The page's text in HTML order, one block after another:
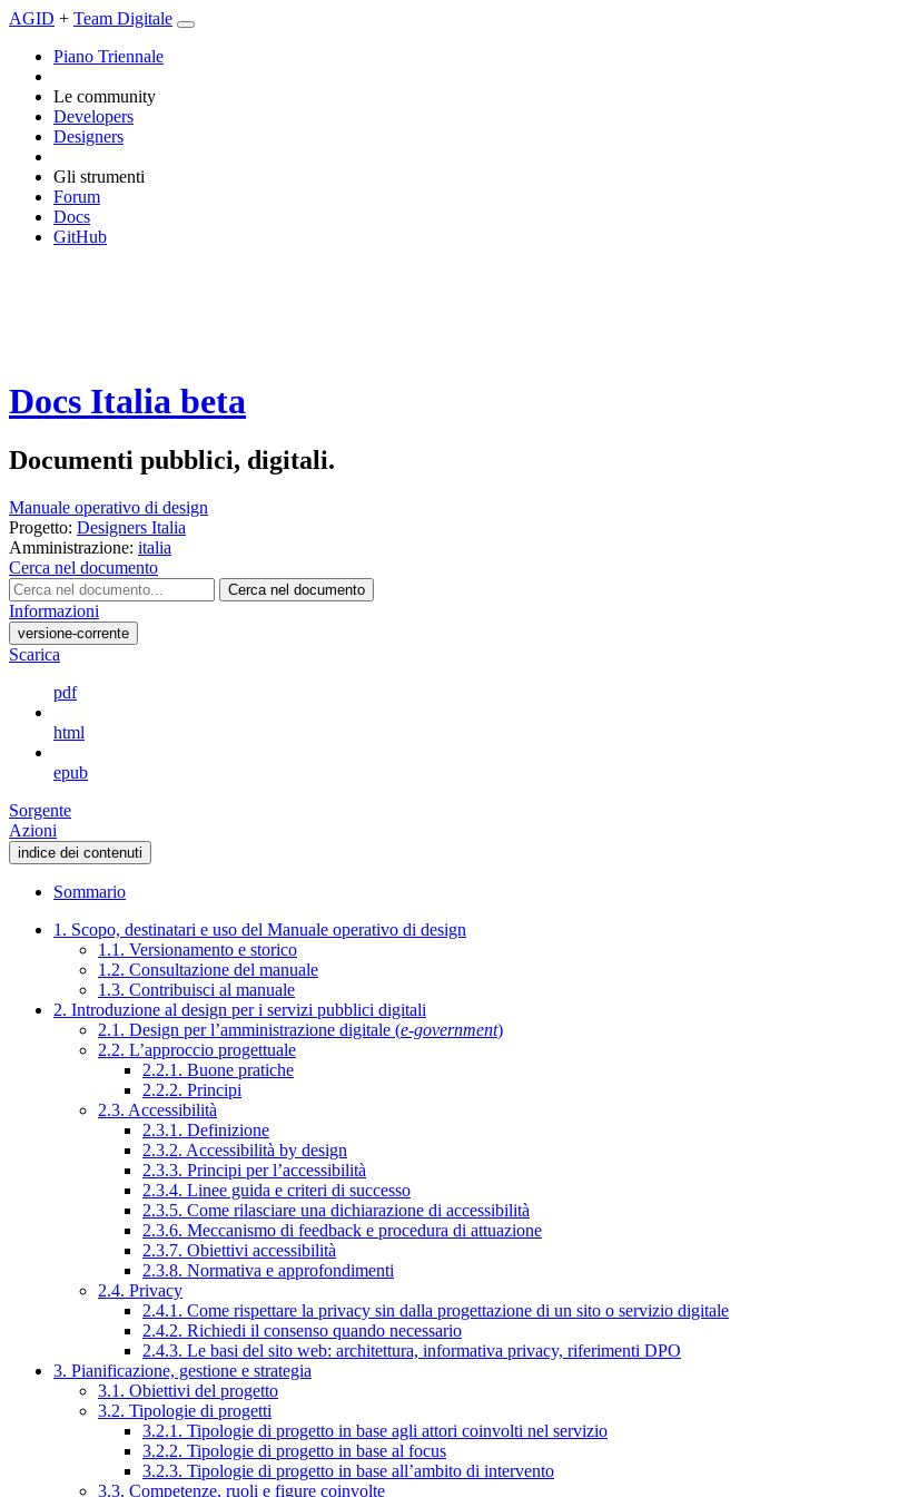
AGID + Team Digitale
Piano Triennale
Le community
Developers
Designers
Gli strumenti
Forum
Docs
GitHub
Docs Italia beta
Documenti pubblici, digitali.
Manuale operativo di design
Progetto: Designers Italia
Amministrazione: italia
Cerca nel documento
Cerca nel documento
Informazioni
versione-corrente
Scarica
pdf
html
epub
Sorgente
Azioni
indice dei contenuti
Sommario
1. Scopo, destinatari e uso del Manuale operativo di design
1.1. Versionamento e storico
1.2. Consultazione del manuale
1.3. Contribuisci al manuale
2. Introduzione al design per i servizi pubblici digitali
2.1. Design per l’amministrazione digitale (e-government)
2.2. L’approccio progettuale
2.2.1. Buone pratiche
2.2.2. Principi
2.3. Accessibilità
2.3.1. Definizione
2.3.2. Accessibilità by design
2.3.3. Principi per l’accessibilità
2.3.4. Linee guida e criteri di successo
2.3.5. Come rilasciare una dichiarazione di accessibilità
2.3.6. Meccanismo di feedback e procedura di attuazione
2.3.7. Obiettivi accessibilità
2.3.8. Normativa e approfondimenti
2.4. Privacy
2.4.1. Come rispettare la privacy sin dalla progettazione di un sito o servizio digitale
2.4.2. Richiedi il consenso quando necessario
2.4.3. Le basi del sito web: architettura, informativa privacy, riferimenti DPO
3. Pianificazione, gestione e strategia
3.1. Obiettivi del progetto
3.2. Tipologie di progetti
3.2.1. Tipologie di progetto in base agli attori coinvolti nel servizio
3.2.2. Tipologie di progetto in base al focus
3.2.3. Tipologie di progetto in base all’ambito di intervento
3.3. Competenze, ruoli e figure coinvolte